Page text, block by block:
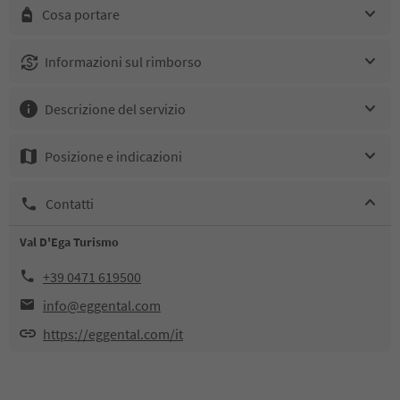
Cosa portare
Informazioni sul rimborso
Descrizione del servizio
Posizione e indicazioni
Contatti
Val D'Ega Turismo
+39 0471 619500
info@eggental.com
https://eggental.com/it